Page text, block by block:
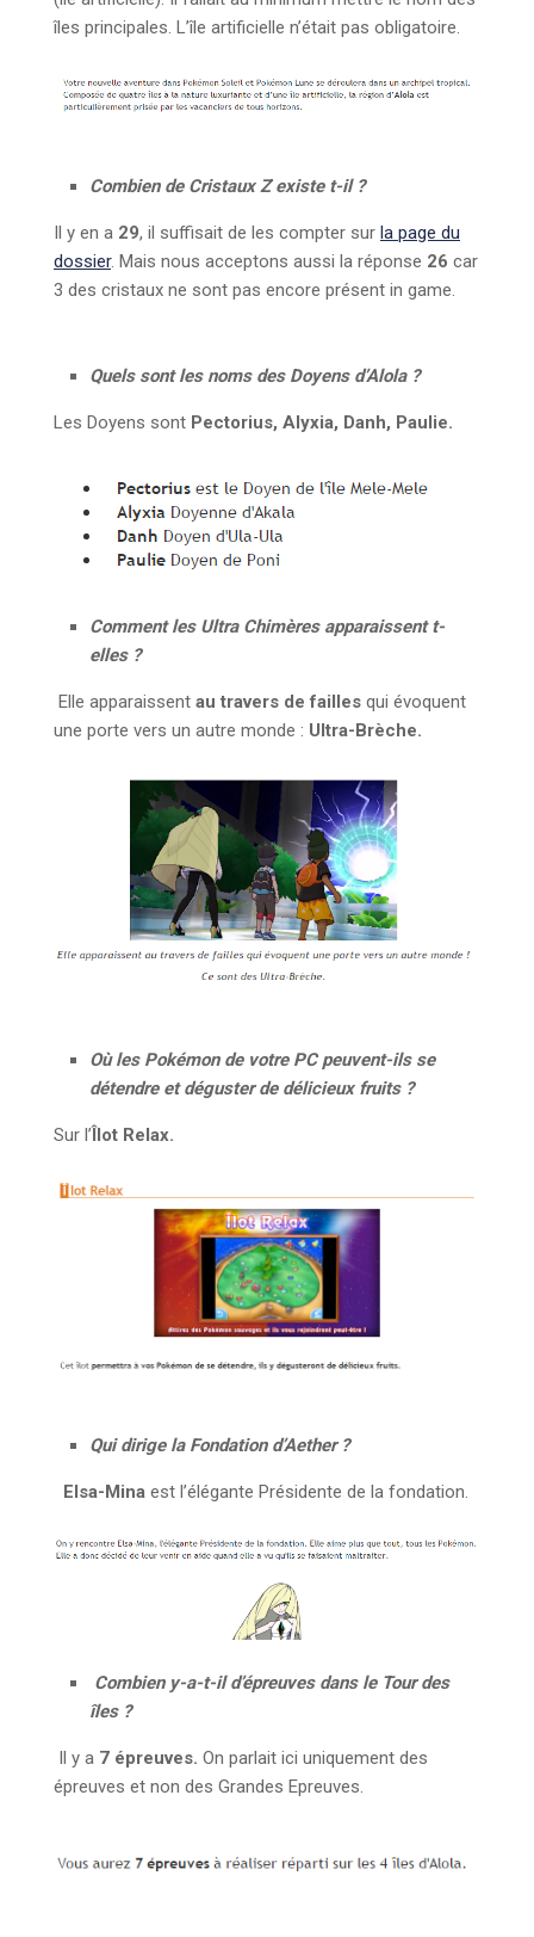
îles principales. L’île artificielle n’était pas obligatoire.
Combien de Cristaux Z existe t-il ?
Il y en a 29, il suffisait de les compter sur la page du
dossier. Mais nous acceptons aussi la réponse 26 car
3 des cristaux ne sont pas encore présent in game.
Quels sont les noms des Doyens d’Alola ?
Les Doyens sont Pectorius, Alyxia, Danh, Paulie.
Comment les Ultra Chimères apparaissent t-
elles ?
Elle apparaissent au travers de failles qui évoquent
une porte vers un autre monde : Ultra-Brèche.
Où les Pokémon de votre PC peuvent-ils se
détendre et déguster de délicieux fruits ?
Sur l’ Îlot Relax.
Qui dirige la Fondation d’Aether ?
Elsa-Mina est l’élégante Présidente de la fondation.
Combien y-a-t-il d’épreuves dans le Tour des
îles ?
Il y a 7 épreuves. On parlait ici uniquement des
épreuves et non des Grandes Epreuves.